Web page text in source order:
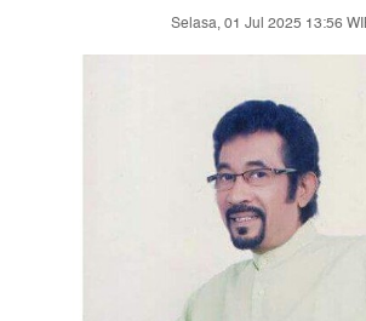
Selasa, 01 Jul 2025 13:56